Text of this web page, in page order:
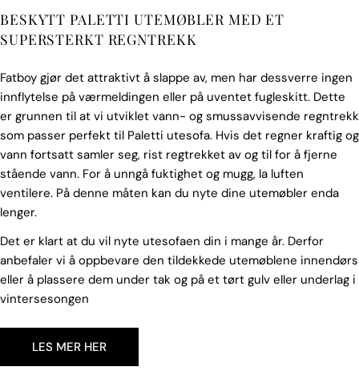
BESKYTT PALETTI UTEMØBLER MED ET
SUPERSTERKT REGNTREKK
Fatboy gjør det attraktivt å slappe av, men har dessverre ingen
innflytelse på værmeldingen eller på uventet fugleskitt. Dette
er grunnen til at vi utviklet vann- og smussavvisende regntrekk
som passer perfekt til Paletti utesofa. Hvis det regner kraftig og
vann fortsatt samler seg, rist regtrekket av og til for å fjerne
stående vann. For å unngå fuktighet og mugg, la luften
ventilere. På denne måten kan du nyte dine utemøbler enda
lenger.
Det er klart at du vil nyte utesofaen din i mange år. Derfor
anbefaler vi å oppbevare den tildekkede utemøblene innendørs
eller å plassere dem under tak og på et tørt gulv eller underlag i
vintersesongen
LES MER HER